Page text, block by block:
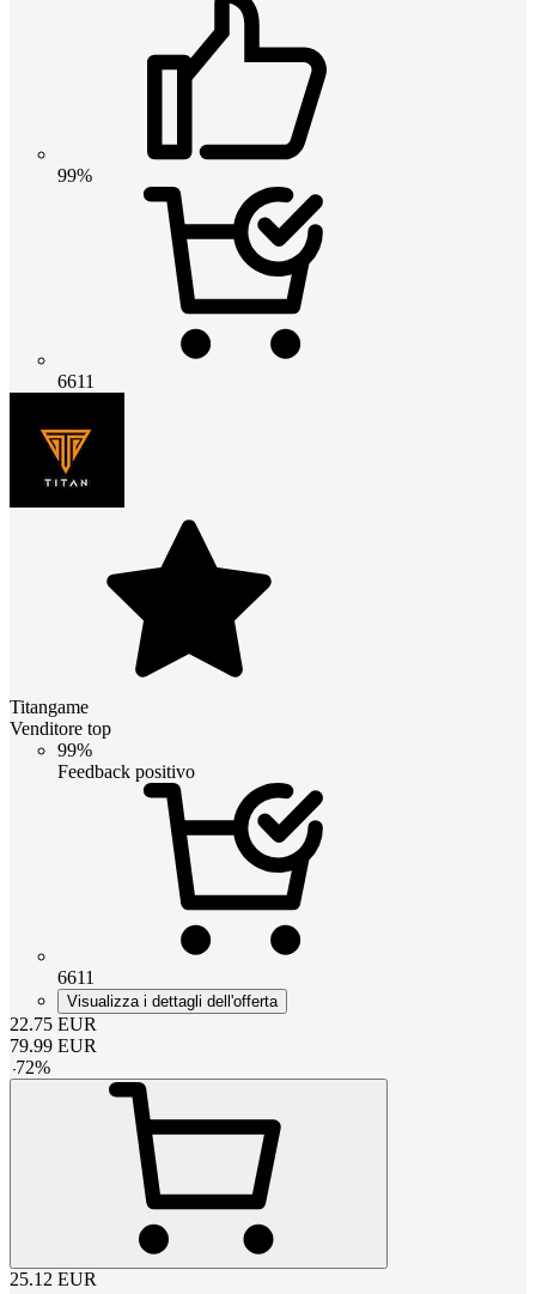
99%
6611
Titangame
Venditore top
99%
Feedback positivo
6611
Visualizza i dettagli dell'offerta
22.75 EUR
79.99 EUR
-72%
25.12 EUR